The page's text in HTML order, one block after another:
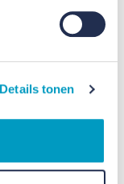
Details tonen
Heerlen
Frits Peutz,